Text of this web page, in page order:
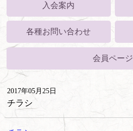
入会案内
各種お問い合わせ
会員ページ
2017年05月25日
チラシ